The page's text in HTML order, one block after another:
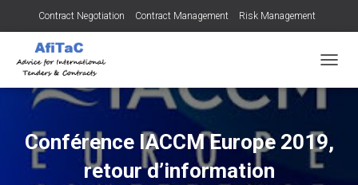
Contract Negotiation Contract Management Risk Management
Tendering for Contracts
Conférence IACCM Europe 2019,
retour d’information